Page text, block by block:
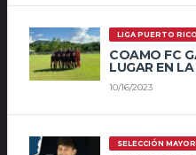
LIGA PUERTO RICO
COAMO FC
LUGAR EN
10/16/2023
SELECCIÓN